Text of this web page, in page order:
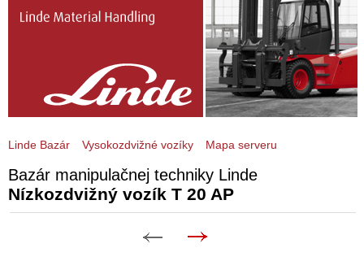
Bazár manipulačnej techniky Linde
Nízkozdvižný vozík T 20 AP
Linde Bazár Vysokozdvižné vozíky Mapa serveru